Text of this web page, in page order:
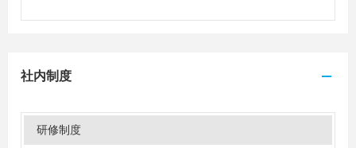
社内制度
研修制度